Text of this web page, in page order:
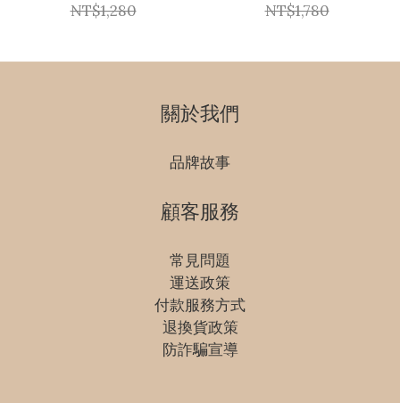
NT$1,280 NT$1,780
關於我們
品牌故事
顧客服務
常見問題
運送政策
付款服務方式
退換貨政策
防詐騙宣導